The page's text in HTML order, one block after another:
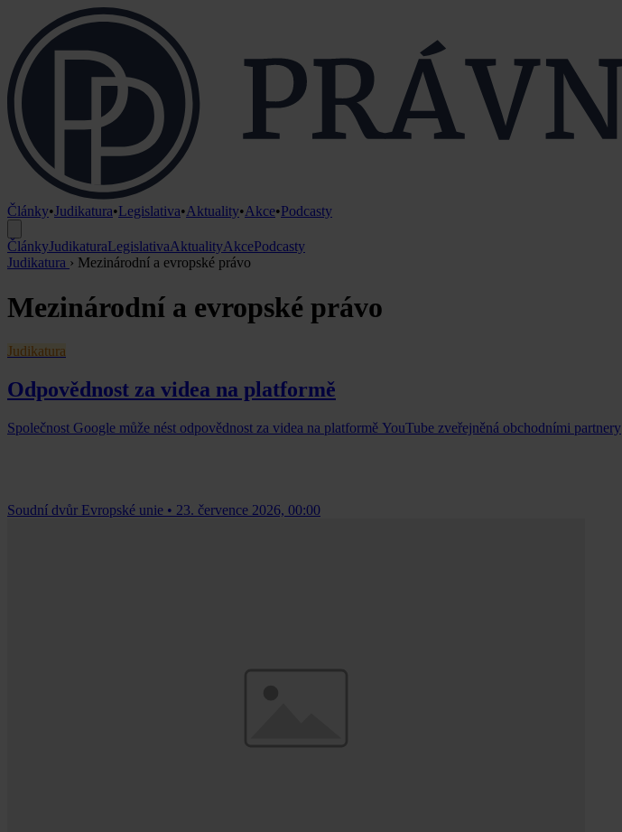
Články•Judikatura•Legislativa•Aktuality•Akce•Podcasty
ČlánkyJudikaturaLegislativaAktualityAkcePodcasty
Judikatura › Mezinárodní a evropské právo
Mezinárodní a evropské právo
Judikatura
Odpovědnost za videa na platformě
Společnost Google může nést odpovědnost za videa na platformě YouTube zveřejněná obchodními partnery
Soudní dvůr Evropské unie • 23. července 2026, 00:00